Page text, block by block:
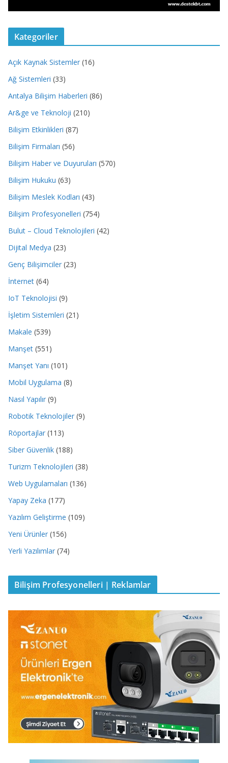
Kategoriler
Açık Kaynak Sistemler (16)
Ağ Sistemleri (33)
Antalya Bilişim Haberleri (86)
Ar&ge ve Teknoloji (210)
Bilişim Etkinlikleri (87)
Bilişim Firmaları (56)
Bilişim Haber ve Duyuruları (570)
Bilişim Hukuku (63)
Bilişim Meslek Kodları (43)
Bilişim Profesyonelleri (754)
Bulut – Cloud Teknolojileri (42)
Dijital Medya (23)
Genç Bilişimciler (23)
İnternet (64)
IoT Teknolojisi (9)
İşletim Sistemleri (21)
Makale (539)
Manşet (551)
Manşet Yanı (101)
Mobil Uygulama (8)
Nasıl Yapılır (9)
Robotik Teknolojiler (9)
Röportajlar (113)
Siber Güvenlik (188)
Turizm Teknolojileri (38)
Web Uygulamaları (136)
Yapay Zeka (177)
Yazılım Geliştirme (109)
Yeni Ürünler (156)
Yerli Yazılımlar (74)
Bilişim Profesyonelleri | Reklamlar